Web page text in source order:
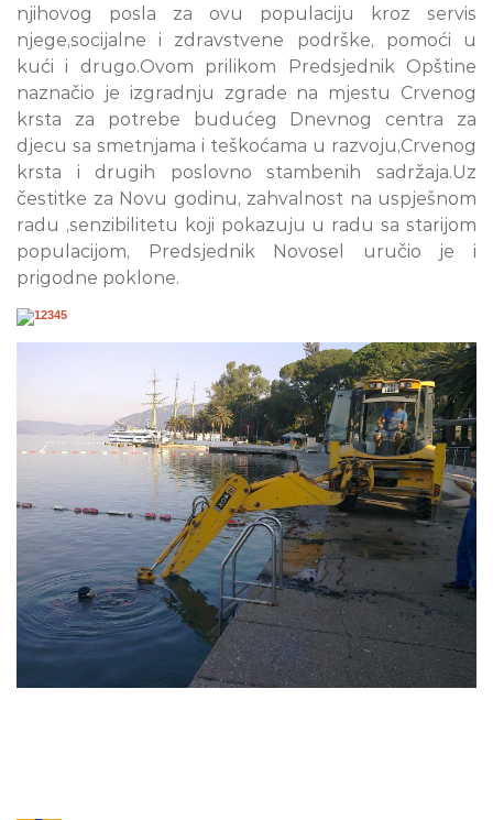
njihovog posla za ovu populaciju kroz servis
njege,socijalne i zdravstvene podrške, pomoći u
kući i drugo.Ovom prilikom Predsjednik Opštine
naznačio je izgradnju zgrade na mjestu Crvenog
krsta za potrebe budućeg Dnevnog centra za
djecu sa smetnjama i teškoćama u razvoju,Crvenog
krsta i drugih poslovno stambenih sadržaja.Uz
čestitke za Novu godinu, zahvalnost na uspješnom
radu ,senzibilitetu koji pokazuju u radu sa starijom
populacijom, Predsjednik Novosel uručio je i
prigodne poklone.